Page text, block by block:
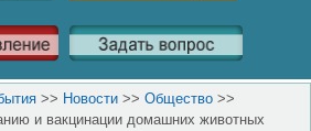
>> Новости >> Общество >>
и вакцинации домашних животных